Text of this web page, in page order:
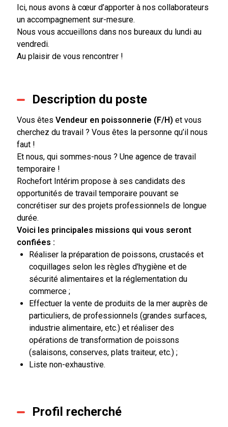
Ici, nous avons à cœur d’apporter à nos collaborateurs
un accompagnement sur-mesure.
Nous vous accueillons dans nos bureaux du lundi au
vendredi.
Au plaisir de vous rencontrer !
Description du poste
Vous êtes Vendeur en poissonnerie (F/H) et vous
cherchez du travail ? Vous êtes la personne qu’il nous
faut !
Et nous, qui sommes-nous ? Une agence de travail
temporaire !
Rochefort Intérim propose à ses candidats des
opportunités de travail temporaire pouvant se
concrétiser sur des projets professionnels de longue
durée.
Voici les principales missions qui vous seront
confiées :
Réaliser la préparation de poissons, crustacés et
coquillages selon les règles d'hygiène et de
sécurité alimentaires et la réglementation du
commerce ;
Effectuer la vente de produits de la mer auprès de
particuliers, de professionnels (grandes surfaces,
industrie alimentaire, etc.) et réaliser des
opérations de transformation de poissons
(salaisons, conserves, plats traiteur, etc.) ;
Liste non-exhaustive.
Profil recherché